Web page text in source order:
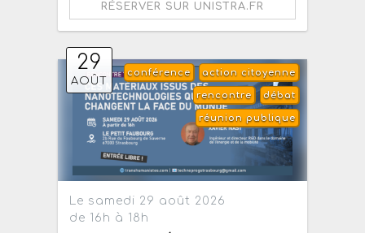
RÉSERVER SUR UNISTRA.FR
29
AOÛT
action citoyenne
conférence
débat
rencontre
réunion publique
Le samedi 29 août 2026
de 16h à 18h